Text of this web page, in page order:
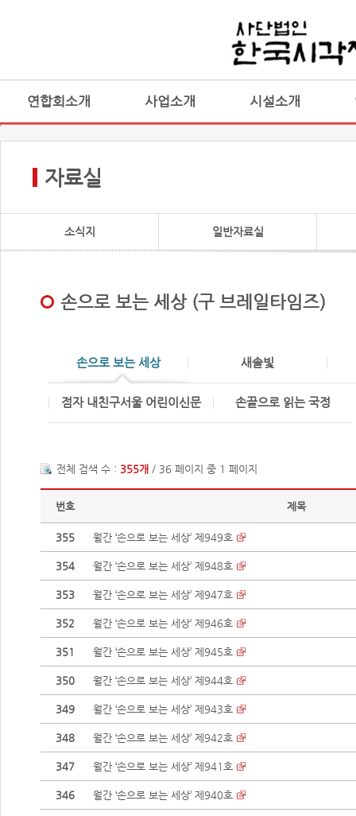
연합회소개 사업소개 시설소개
자료실
소식지 일반자료실
손으로 보는 세상 (구 브레일타임즈)
손으로 보는 세상 새솔빛
점자 내친구서울 어린이신문 손끝으로 읽는 국정
전체 검색 수 : 355개 / 36 페이지 중 1 페이지
번호 제목
355 월간 ‘손으로 보는 세상’ 제949호
354 월간 ‘손으로 보는 세상’ 제948호
353 월간 ‘손으로 보는 세상’ 제947호
352 월간 ‘손으로 보는 세상’ 제946호
351 월간 ‘손으로 보는 세상’ 제945호
350 월간 ‘손으로 보는 세상’ 제944호
349 월간 ‘손으로 보는 세상’ 제943호
348 월간 ‘손으로 보는 세상’ 제942호
347 월간 ‘손으로 보는 세상’ 제941호
346 월간 ‘손으로 보는 세상’ 제940호